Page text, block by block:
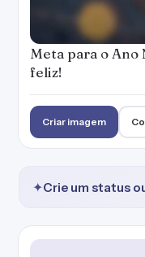
Meta para o Ano
feliz!
Criar imagem
✦Crie um status